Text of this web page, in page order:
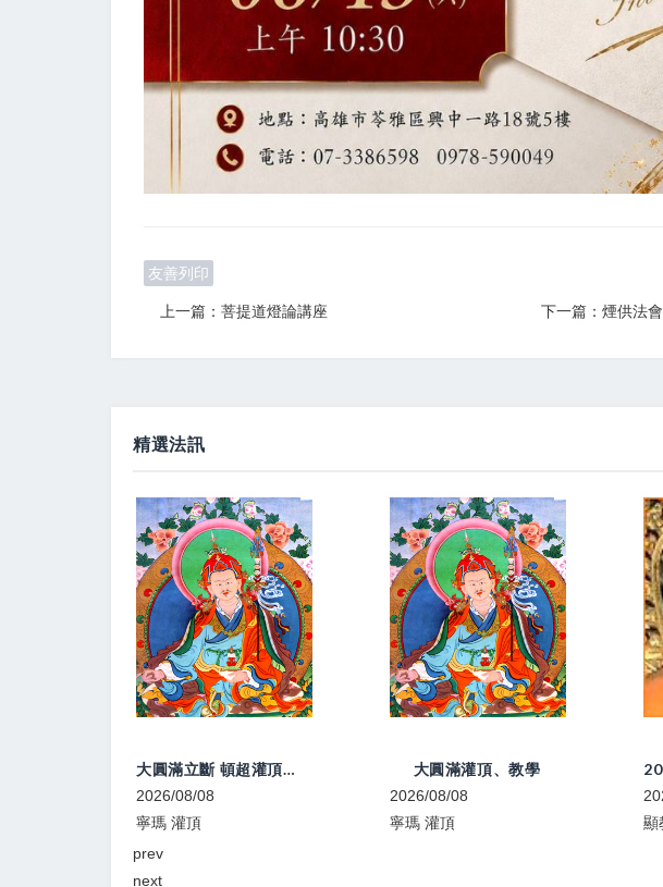
友善列印
上一篇：菩提道燈論講座 下一篇：煙供法會
精選法訊
大圓滿灌頂、教學
2026/08/08
寧瑪 灌頂
2026/08/09~2026/08/13
顯教 法會
prev
next